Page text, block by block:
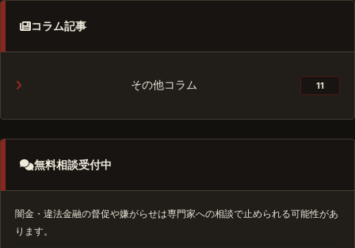
コラム記事
その他コラム 11
無料相談受付中
闇金・違法金融の督促や嫌がらせは専門家への相談で止められる可能性があ
ります。